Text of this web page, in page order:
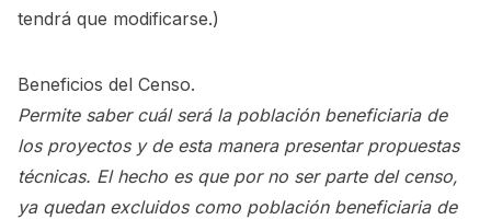
tendrá que modificarse.)
Beneficios del Censo.
Permite saber cuál será la población beneficiaria de
los proyectos y de esta manera presentar propuestas
técnicas. El hecho es que por no ser parte del censo,
ya quedan excluidos como población beneficiaria de